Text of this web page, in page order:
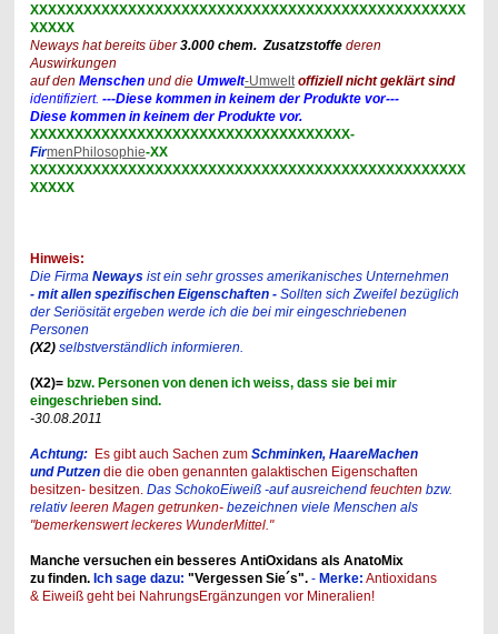
XXXXXXXXXXXXXXXXXXXXXXXXXXXXXXXXXXXXXXXXXXXXXXXXX
XXXXX
Neways hat bereits über3.000 chem. Zusatzstoffederen
Auswirkungen
auf den Menschenund die Umwelt-Umweltoffiziell nicht geklärt sind
identifiziert. ---Diese kommen in keinem der Produkte vor---
Diese kommen in keinem der Produkte vor.
XXXXXXXXXXXXXXXXXXXXXXXXXXXXXXXXXXXX-
FirmenPhilosophie-XX
XXXXXXXXXXXXXXXXXXXXXXXXXXXXXXXXXXXXXXXXXXXXXXXXX
XXXXX
Hinweis:
Die Firma Newaysist ein sehr grosses amerikanisches Unternehmen
- mit allen spezifischen Eigenschaften -Sollten sich Zweifel bezüglich
der Seriösität ergeben werde ich die bei mir eingeschriebenen
Personen
(X2)selbstverständlich informieren.
(X2)= bzw. Personen von denen ich weiss, dass sie bei mir
eingeschrieben sind.
-30.08.2011
Achtung: Es gibt auch Sachen zum Schminken, HaareMachen
und Putzen die die oben genannten galaktischen Eigenschaften
besitzen- besitzen. Das SchokoEiweiß -auf ausreichend feuchten bzw.
relativleeren Magen getrunken- bezeichnen viele Menschen als
"bemerkenswert leckeres WunderMittel."
Manche versuchen ein besseres AntiOxidans als AnatoMix
zu finden. Ich sage dazu: "Vergessen Sie´s". - Merke: Antioxidans
& Eiweiß geht bei NahrungsErgänzungen vor Mineralien!